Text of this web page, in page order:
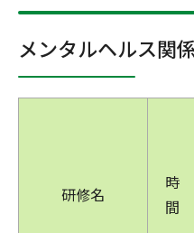
メンタルヘルス関
研修名
時
間